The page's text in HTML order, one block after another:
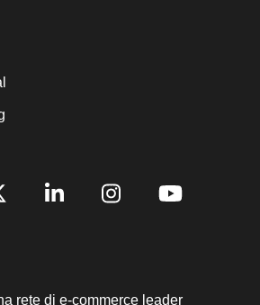
rete di e-commerce leader